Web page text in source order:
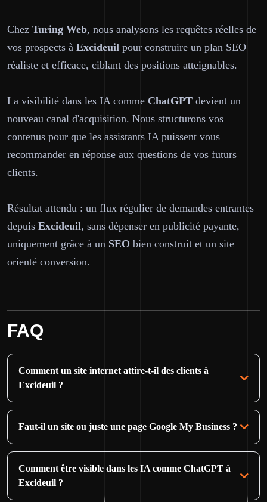
Chez Turing Web, nous analysons les requêtes réelles de
vos prospects à Excideuil pour construire un plan SEO
réaliste et efficace, ciblant des positions atteignables.
La visibilité dans les IA comme ChatGPT devient un
nouveau canal d'acquisition. Nous structurons vos
contenus pour que les assistants IA puissent vous
recommander en réponse aux questions de vos futurs
clients.
Résultat attendu : un flux régulier de demandes entrantes
depuis Excideuil, sans dépenser en publicité payante,
uniquement grâce à un SEO bien construit et un site
orienté conversion.
FAQ
Comment un site internet attire-t-il des clients à
Excideuil ?
Faut-il un site ou juste une page Google My Business ?
Comment être visible dans les IA comme ChatGPT à
Excideuil ?